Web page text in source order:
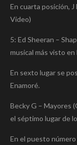
En cuarta posición,
Video)
5: Ed Sheeran –
musical más visto en
En sexto lugar se
Enamoré.
Becky G – Mayores
el séptimo lugar de
En el puesto